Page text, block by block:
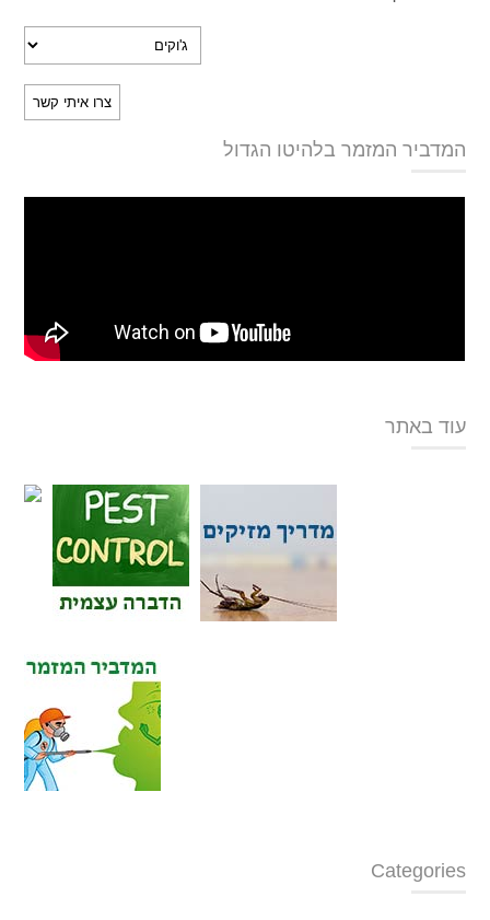
המדביר המזמר בלהיטו הגדול
עוד באתר
Categories